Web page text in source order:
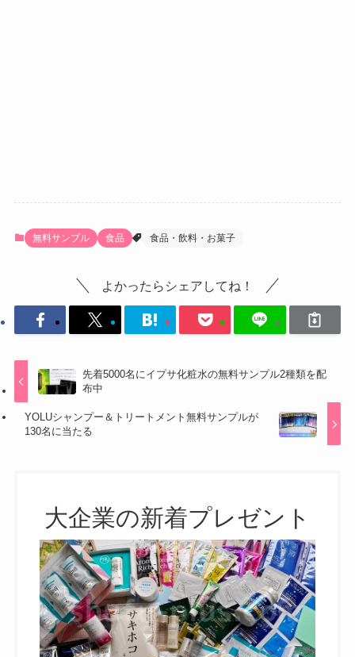
無料サンプル 食品 食品・飲料・お菓子
よかったらシェアしてね！
先着5000名にイプサ化粧水の無料サンプル2種類を配
布中
YOLUシャンプー＆トリートメント無料サンプルが
130名に当たる
大企業の新着プレゼント